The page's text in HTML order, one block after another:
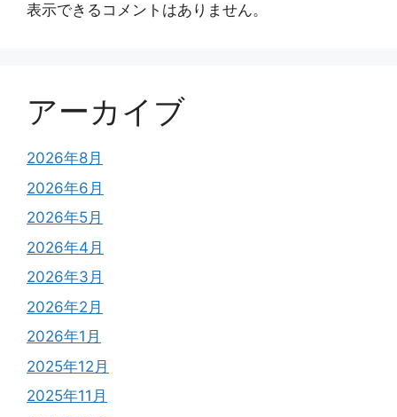
表示できるコメントはありません。
アーカイブ
2026年8月
2026年6月
2026年5月
2026年4月
2026年3月
2026年2月
2026年1月
2025年12月
2025年11月